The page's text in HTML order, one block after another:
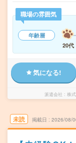
職場の雰囲気
年齢層
20代
気になる!
派遣会社 株
未読 掲載日 2026/08/